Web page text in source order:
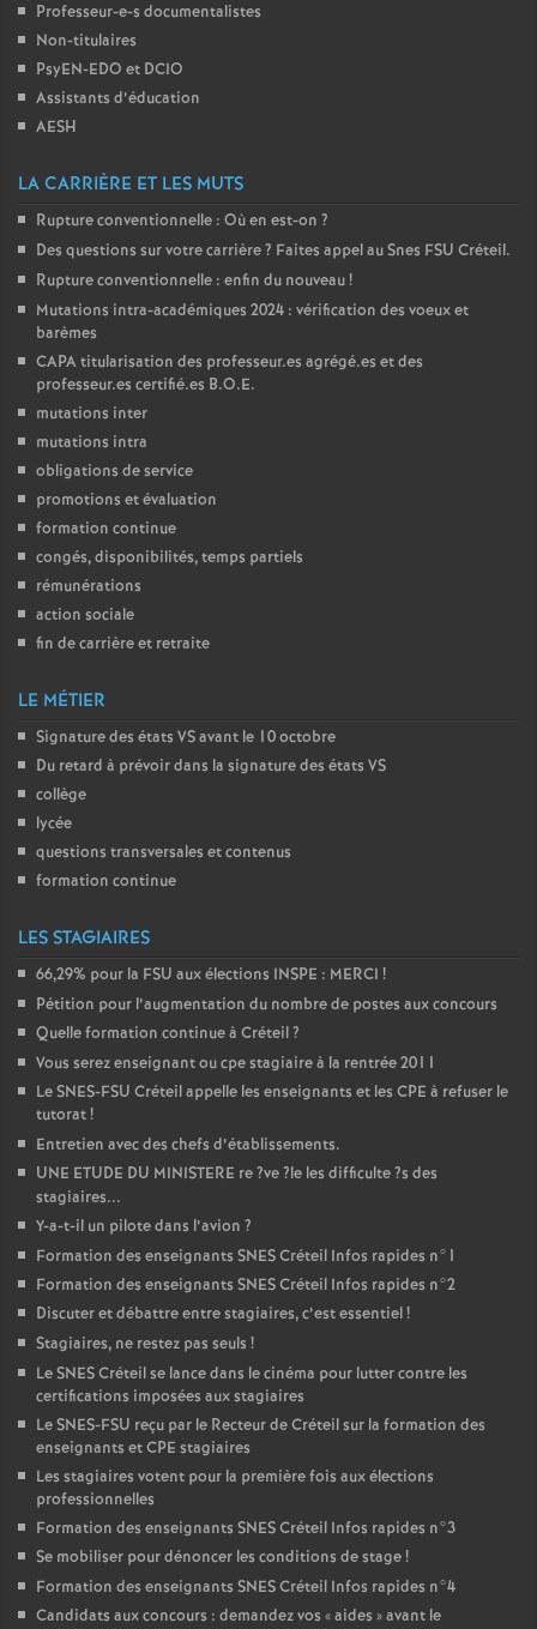
r
l
é
a
r
Professeur-e-s documentalistes
Non-titulaires
PsyEN-EDO et DCIO
Assistants d’éducation
AESH
LA CARRIÈRE ET LES MUTS
Rupture conventionnelle : Où en est-on ?
Des questions sur votre carrière? Faites appel au Snes FSU Créteil.
Rupture conventionnelle : enfin du nouveau!
Mutations intra-académiques 2024 : vérification des voeux et
barèmes
CAPAtitularisation des professeur.es agrégé.es et des
professeur.es certifié.es B.O.E.
mutations inter
mutations intra
obligations de service
promotions et évaluation
formation continue
congés, disponibilités, temps partiels
rémunérations
action sociale
fin de carrière et retraite
LE MÉTIER
Signature des états VSavant le 10 octobre
Du retard à prévoir dans la signature des états VS
collège
lycée
questions transversales et contenus
formation continue
LES STAGIAIRES
66,29% pour la FSU aux élections INSPE : MERCI !
Pétition pour l’augmentation du nombre de postes aux concours
Quelle formation continue à Créteil?
Vous serez enseignant ou cpe stagiaire à la rentrée 2011
LeSNES-FSU Créteil appelle les enseignants et les CPE à refuser le
tutorat!
Entretien avec des chefs d’établissements.
UNE ETUDE DU MINISTERE re?ve?le les difficulte?s des
stagiaires...
Y-a-t-il un pilote dans l’avion ?
Formation des enseignants SNESCréteil Infos rapides n°1
Formation des enseignants SNESCréteil Infos rapides n°2
Discuter et débattre entre stagiaires, c’est essentiel!
Stagiaires, ne restez pas seuls !
LeSNESCréteil se lance dans le cinéma pour lutter contre les
certifications imposées aux stagiaires
LeSNES-FSU reçu par le Recteur de Créteil sur la formation des
enseignants etCPE stagiaires
Les stagiaires votent pour la première fois aux élections
professionnelles
Formation des enseignants SNESCréteil Infos rapides n°3
Se mobiliser pour dénoncer les conditions de stage!
Formation des enseignants SNESCréteil Infos rapides n°4
Candidats aux concours : demandez vos «aides » avant le